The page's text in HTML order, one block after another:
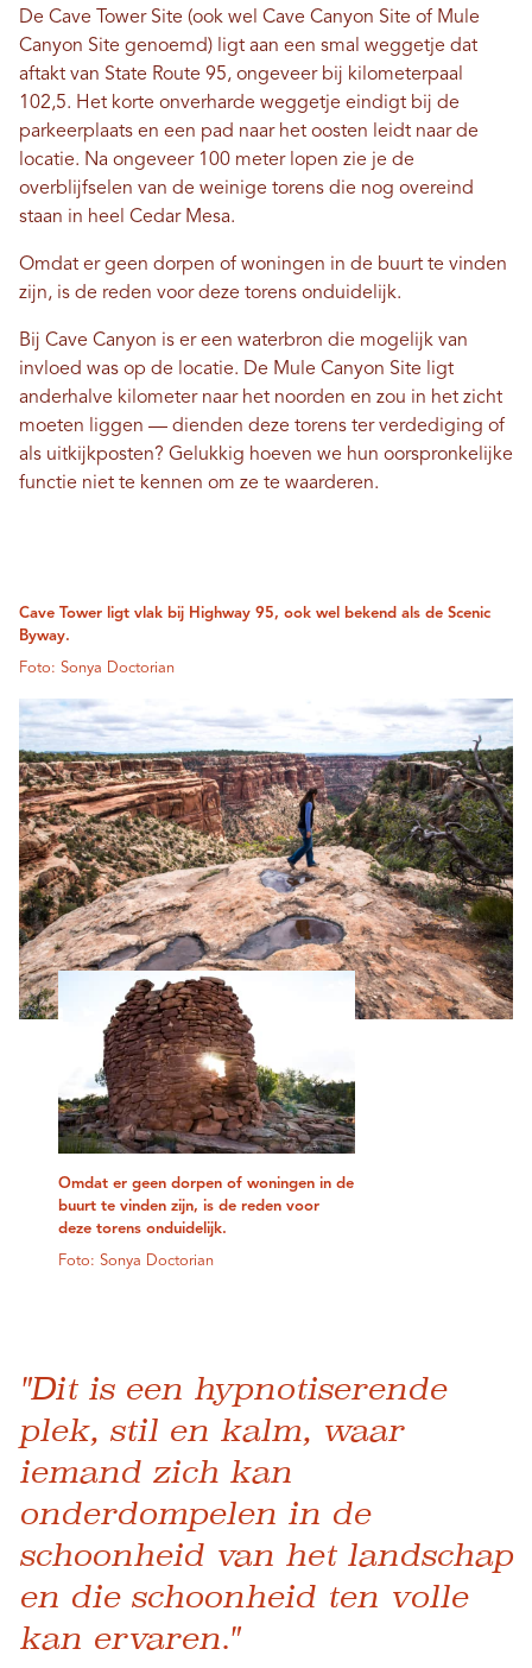
De Cave Tower Site (ook wel Cave Canyon Site of Mule
Canyon Site genoemd) ligt aan een smal weggetje dat
aftakt van State Route 95, ongeveer bij kilometerpaal
102,5. Het korte onverharde weggetje eindigt bij de
parkeerplaats en een pad naar het oosten leidt naar de
locatie. Na ongeveer 100 meter lopen zie je de
overblijfselen van de weinige torens die nog overeind
staan ​​in heel Cedar Mesa.
Omdat er geen dorpen of woningen in de buurt te vinden
zijn, is de reden voor deze torens onduidelijk.
Bij Cave Canyon is er een waterbron die mogelijk van
invloed was op de locatie. De Mule Canyon Site ligt
anderhalve kilometer naar het noorden en zou in het zicht
moeten liggen — dienden deze torens ter verdediging of
als uitkijkposten? Gelukkig hoeven we hun oorspronkelijke
functie niet te kennen om ze te waarderen.
Omdat er geen dorpen of woningen in de
buurt te vinden zijn, is de reden voor
deze torens onduidelijk.
Foto: Sonya Doctorian
Cave Tower ligt vlak bij Highway 95, ook wel bekend als de Scenic
Byway.
Foto: Sonya Doctorian
"Dit is een hypnotiserende
plek, stil en kalm, waar
iemand zich kan
onderdompelen in de
schoonheid van het landschap
en die schoonheid ten volle
kan ervaren."